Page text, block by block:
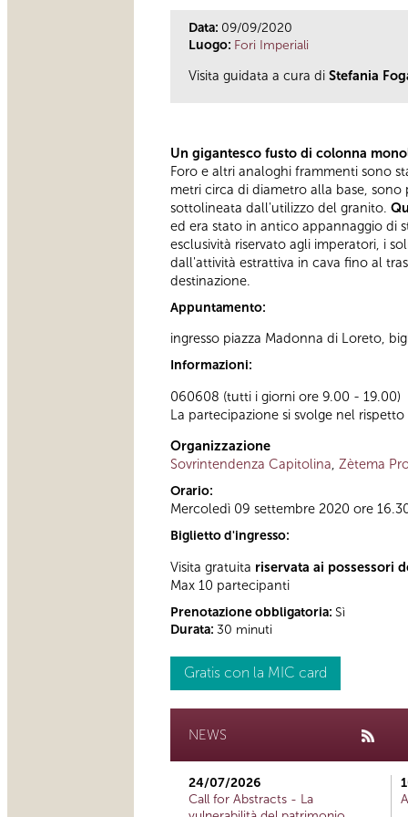
Data: 09/09/2020
Luogo: Fori Imperiali
Visita guidata a cura di Stefania
Un gigantesco fusto di colonna
Foro e altri analoghi frammenti sono
metri circa di diametro alla base,
sottolineata dall'utilizzo del granito.
ed era stato in antico appannaggio di
esclusività riservato agli imperatori, i
dall'attività estrattiva in cava fino al
destinazione.
Appuntamento:
ingresso piazza Madonna di Loreto,
Informazioni:
060608 (tutti i giorni ore 9.00 - 19.00)
La partecipazione si svolge nel
Organizzazione
Sovrintendenza Capitolina, Zètema
Orario:
Mercoledì 09 settembre 2020 ore
Biglietto d'ingresso:
Visita gratuita riservata ai possessori
Max 10 partecipanti
Prenotazione obbligatoria: Sì
Durata: 30 minuti
Gratis con la MIC card
NEWS
24/07/2026
Call for Abstracts - La